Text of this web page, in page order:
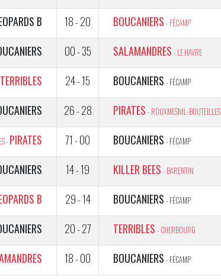
B 18 - 20 BOUCANIERS - FÉCAMP
00 - 35 SALAMANDRES - LE HAVRE
TERRIBLES 24 - 15 BOUCANIERS - FÉCAMP
26 - 28 PIRATES - ROUXMESNIL-BOUTEILLES
- PIRATES 71 - 00 BOUCANIERS - FÉCAMP
14 - 19 KILLER BEES - BARENTIN
B 29 - 14 BOUCANIERS - FÉCAMP
20 - 27 TERRIBLES - CHERBOURG
18 - 00 BOUCANIERS - FÉCAMP